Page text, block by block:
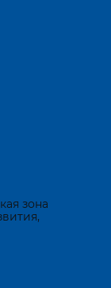
зона